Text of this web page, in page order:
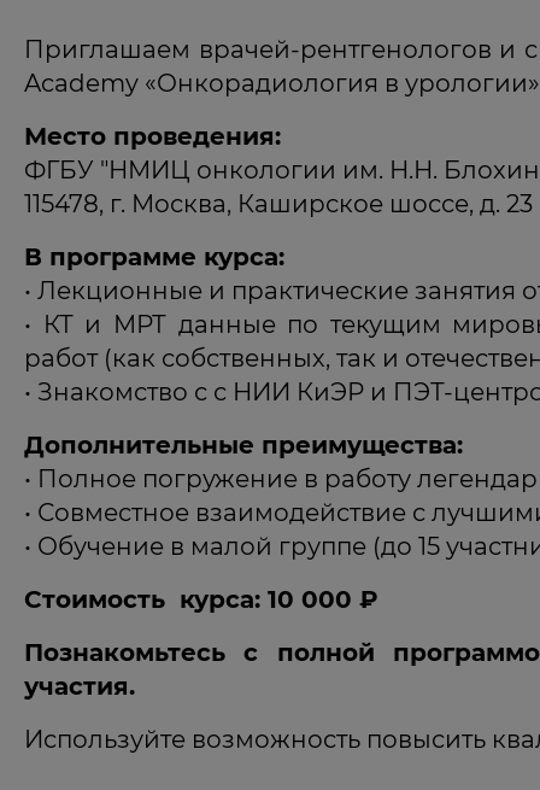
Приглашаем врачей-рентгенологов и
Academy «Онкорадиология в
Место проведения:
ФГБУ "НМИЦ онкологии им. Н.Н.
115478, г. Москва, Каширское шоссе, д. 23
В программе курса:
• Лекционные и практические
• КТ и МРТ данные по текущим
работ (как собственных, так и
• Знакомство с с НИИ КиЭР и ПЭТ-
Дополнительные преимущества:
• Полное погружение в работу
• Совместное взаимодействие с
• Обучение в малой группе (до 15
Стоимость курса: 10 000 ₽
Познакомьтесь с полной
участия.
Используйте возможность повысить